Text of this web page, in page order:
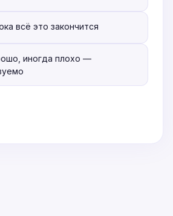
всё это закончится
иногда плохо —